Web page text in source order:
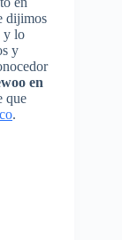
dijimos
y lo
y
en
que
.